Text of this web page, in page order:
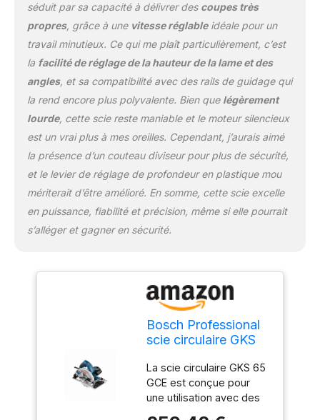
séduit par sa capacité à délivrer des coupes très
propres, grâce à une vitesse réglableidéale pour un
travail minutieux. Ce qui me plaît particulièrement, c’est
la facilité de réglage de la hauteur de la lame et des
angles, et sa compatibilité avec des rails de guidage qui
la rend encore plus polyvalente. Bien que légèrement
lourde, cette scie reste maniable et le moteur silencieux
est un vrai plus à mes oreilles. Cependant, j’aurais aimé
la présence d’un couteau diviseur pour plus de sécurité,
et le levier de réglage de profondeur en plastique mou
mériterait d’être amélioré. En somme, cette scie excelle
en puissance, fiabilité et précision, même si elle pourrait
s’alléger et gagner en sécurité.
Bosch Professional
scie circulaire GKS
pans de 5 mm,
adaptateur
d’aspiration, 1 lame
de scie circulaire
La scie circulaire GKS 65
GCE est conçue pour
une utilisation avec des